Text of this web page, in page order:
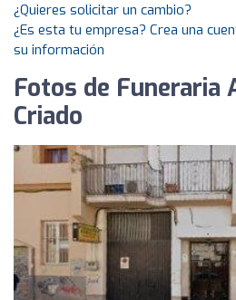
¿Quieres solicitar un cambio?
¿Es esta tu empresa? Crea una
su información
Fotos de Funeraria
Criado